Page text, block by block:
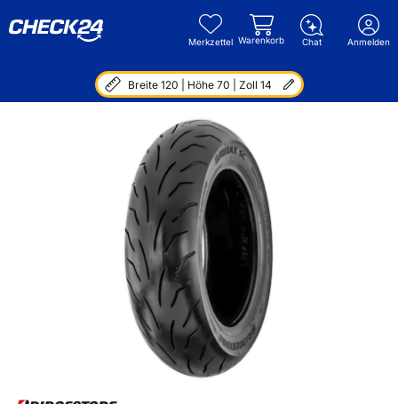
Merkzettel Warenkorb Chat Anmelden
Breite 120 | Höhe 70 | Zoll 14